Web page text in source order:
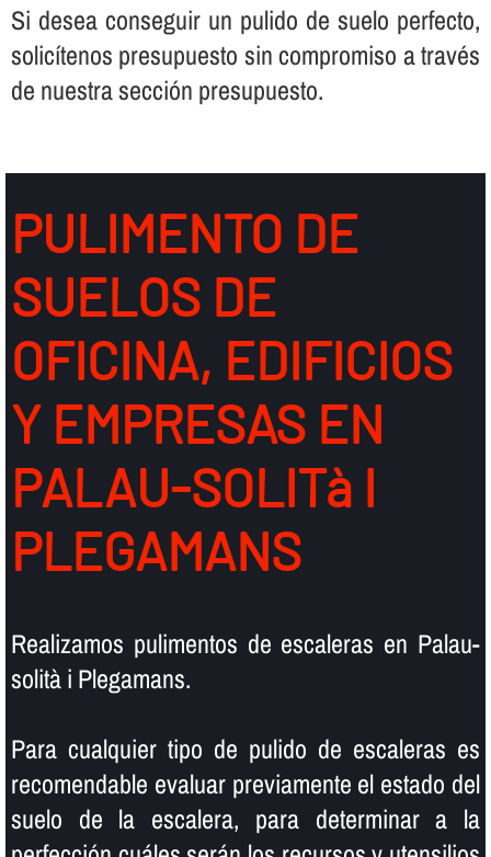
Si desea conseguir un pulido de suelo perfecto,
solicí­tenos presupuesto sin compromiso a través
de nuestra sección presupuesto.
PULIMENTO DE
SUELOS DE
OFICINA, EDIFICIOS
Y EMPRESAS EN
PALAU-SOLITà I
PLEGAMANS
Realizamos pulimentos de escaleras en Palau-
solità i Plegamans.
Para cualquier tipo de pulido de escaleras es
recomendable evaluar previamente el estado del
suelo de la escalera, para determinar a la